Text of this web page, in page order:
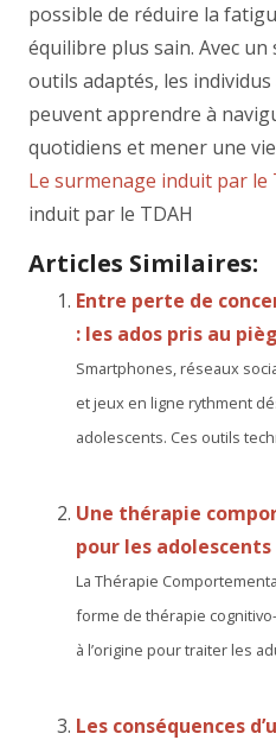
possible de réduire la
équilibre plus sain. Avec
outils adaptés, les
peuvent apprendre à
quotidiens et mener une
Le surmenage induit par le
induit par le TDAH
Articles Similaires:
Entre perte de
: les ados pris au
Smartphones, réseaux
et jeux en ligne rythment
adolescents. Ces outils
Une thérapie
pour les adolescents
La Thérapie
forme de thérapie
à l’origine pour traiter les
Les conséquences